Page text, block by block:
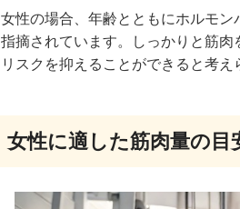
女性の場合、年齢とともにホルモ
指摘されています。しっかりと筋
リスクを抑えることができると考え
女性に適した筋肉量の目